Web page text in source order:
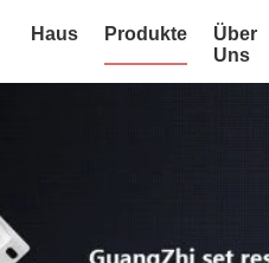
Haus Produkte
Über
Uns